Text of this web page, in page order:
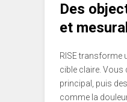
Des
et
RISE transforme
cible claire. Vous
principal, puis
comme la